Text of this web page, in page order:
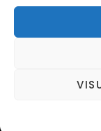
Copyright ©